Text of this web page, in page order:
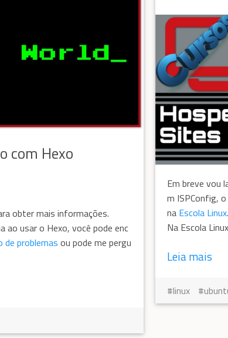
com Hexo
obter mais informações.
ao usar o Hexo, você pode enc
de problemas ou pode me pergu
Em breve vou
m ISPConfig,
na Escola Linux.
Na Escola
Leia mais
linux